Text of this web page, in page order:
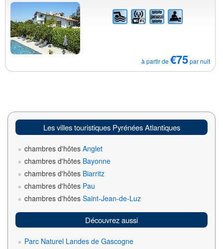
à partir de€75par nuit
Les villes touristiques Pyrénées Atlantiques
chambres d'hôtes Anglet
chambres d'hôtes Bayonne
chambres d'hôtes Biarritz
chambres d'hôtes Pau
chambres d'hôtes Saint-Jean-de-Luz
Découvrez aussi
Parc Naturel Landes de Gascogne